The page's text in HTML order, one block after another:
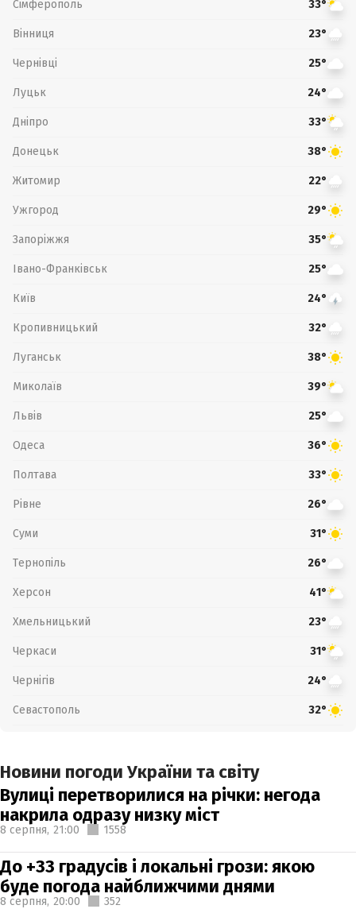
Сімферополь 33°
Вінниця 23°
Чернівці 25°
Луцьк 24°
Дніпро 33°
Донецьк 38°
Житомир 22°
Ужгород 29°
Запоріжжя 35°
Івано-Франківськ 25°
Київ 24°
Кропивницький 32°
Луганськ 38°
Миколаїв 39°
Львів 25°
Одеса 36°
Полтава 33°
Рівне 26°
Суми 31°
Тернопіль 26°
Херсон 41°
Хмельницький 23°
Черкаси 31°
Чернігів 24°
Севастополь 32°
Новини погоди України та світу
Вулиці перетворилися на річки: негода
накрила одразу низку міст
8 серпня, 21:00 1558
До +33 градусів і локальні грози: якою
буде погода найближчими днями
8 серпня, 20:00 352